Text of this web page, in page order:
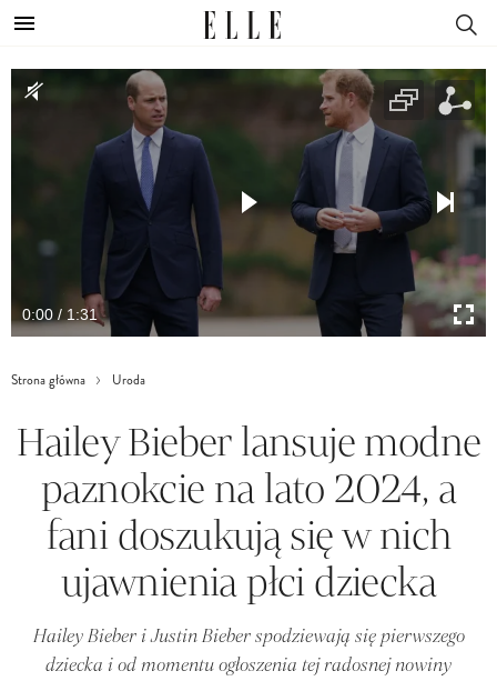
0:00 / 1:31
Strona główna Uroda
Hailey Bieber lansuje modne
paznokcie na lato 2024, a
fani doszukują się w nich
ujawnienia płci dziecka
Hailey Bieber i Justin Bieber spodziewają się pierwszego
dziecka i od momentu ogłoszenia tej radosnej nowiny